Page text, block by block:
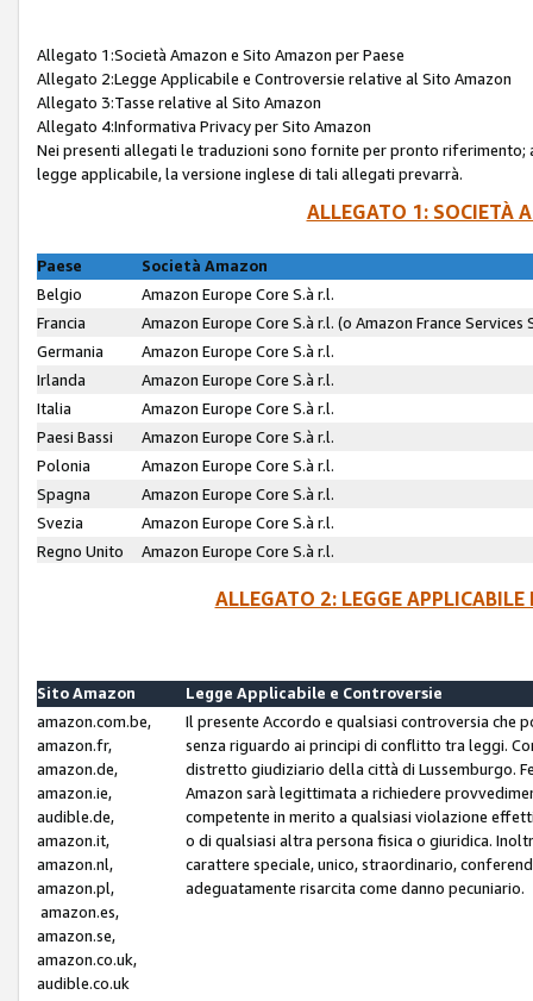
Allegato 1:Società Amazon e Sito Amazon per Paese
Allegato 2:Legge Applicabile e Controversie relative al Sito Amazon
Allegato 3:Tasse relative al Sito Amazon
Allegato 4:Informativa Privacy per Sito Amazon
Nei presenti allegati le traduzioni sono fornite per pronto riferimento;
legge applicabile, la versione inglese di tali allegati prevarrà.
ALLEGATO 1: SOCIETÀ
Paese
Società Amazon
Belgio
Amazon Europe Core S.à r.l.
Francia
Amazon Europe Core S.à r.l. (o Amazon France
Germania
Amazon Europe Core S.à r.l.
Irlanda
Amazon Europe Core S.à r.l.
Italia
Amazon Europe Core S.à r.l.
Paesi Bassi
Amazon Europe Core S.à r.l.
Polonia
Amazon Europe Core S.à r.l.
Spagna
Amazon Europe Core S.à r.l.
Svezia
Amazon Europe Core S.à r.l.
Regno Unito
Amazon Europe Core S.à r.l.
ALLEGATO 2: LEGGE
Sito Amazon
Legge Applicabile e Controversie
amazon.com.be,
amazon.fr,
amazon.de,
amazon.ie,
audible.de,
amazon.it,
amazon.nl,
amazon.pl,
amazon.es,
amazon.se,
amazon.co.uk,
audible.co.uk
Il presente Accordo e qualsiasi controversia che
senza riguardo ai principi di conflitto tra leggi.
distretto giudiziario della città di Lussemburgo.
Amazon sarà legittimata a richiedere
competente in merito a qualsiasi violazione
o di qualsiasi altra persona fisica o giuridica.
carattere speciale, unico, straordinario,
adeguatamente risarcita come danno pecuniario.